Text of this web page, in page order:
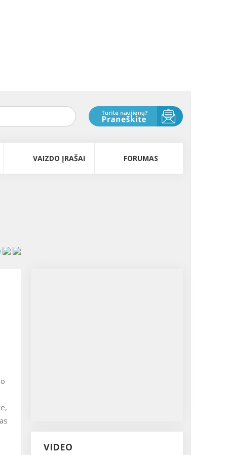
VAIZDO ĮRAŠAI FORUMAS
VIDEO